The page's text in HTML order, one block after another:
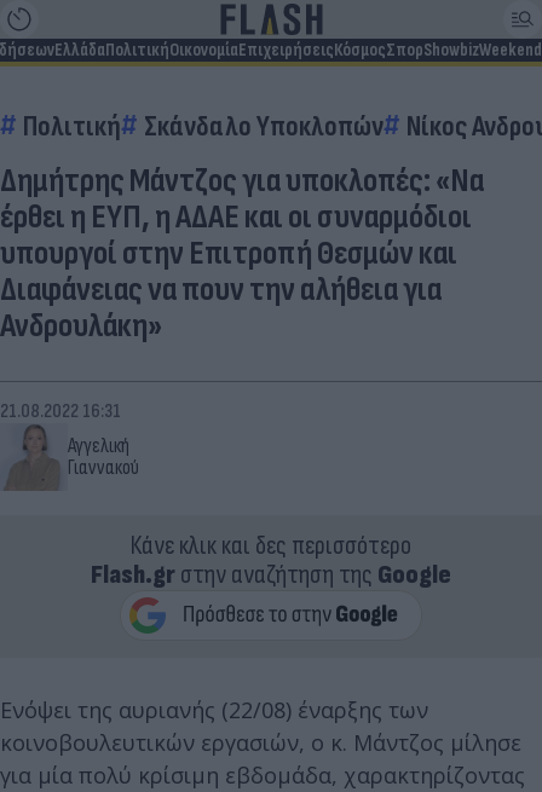
ΕλλάδαΠολιτικήΟικονομίαΕπιχειρήσειςΚόσμοςΣπορShowbizWeekend
Πολιτική Σκάνδαλο Υποκλοπών Νίκος
Δημήτρης Μάντζος για υποκλοπές: «Να
έρθει η ΕΥΠ, η ΑΔΑΕ και οι συναρμόδιοι
υπουργοί στην Επιτροπή Θεσμών και
Διαφάνειας να πουν την αλήθεια για
Ανδρουλάκη»
Αγγελική
Γιαννακού
21.08.2022 16:31
Κάνε κλικ και δες περισσότερο
Flash.grστην αναζήτηση της Google
Ενόψει της αυριανής (22/08) έναρξης των
κοινοβουλευτικών εργασιών, ο κ. Μάντζος μίλησε
για μία πολύ κρίσιμη εβδομάδα, χαρακτηρίζοντας